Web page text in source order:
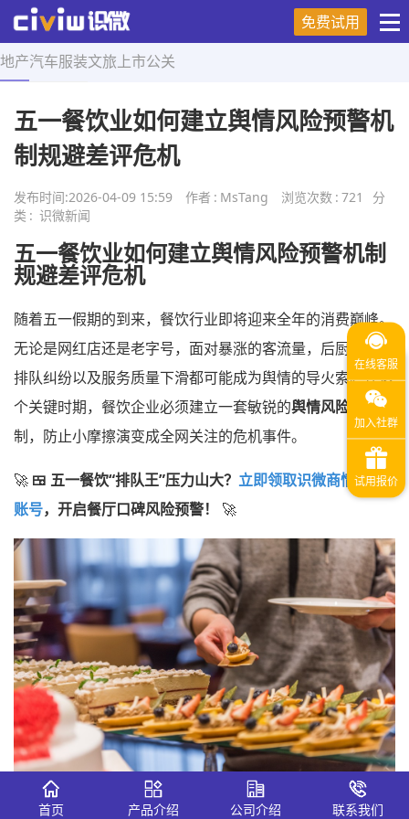
免费试用
地产汽车服装文旅 上市公关
首页 > 舆情研究 > 正文
五一餐饮业如何建立舆情风险预警机
制规避差评危机
发布时间:2026-04-09 15:59 作者 : MsTang 浏览次数 : 721
分
类 : 识微新闻
五一餐饮业如何建立舆情风险预警机制
规避差评危机
随着五一假期的到来，餐饮行业即将迎来全年的消费巅峰。
无论是网红店还是老字号，面对暴涨的客流量，后厨压力、
排队纠纷以及服务质量下滑都可能成为舆情的导火索。在这
个关键时期，餐饮企业必须建立一套敏锐的舆情风险预警机
制，防止小摩擦演变成全网关注的危机事件。
🚀 🍱 五一餐饮“排队王”压力山大？ 立即领取识微商情免费
账号，开启餐厅口碑风险预警！ 🚀
首页 产品介绍 公司介绍 联系我们